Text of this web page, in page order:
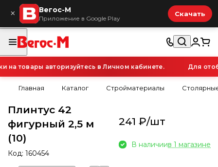
× Вегос-М
Приложение в Google Play
Скачать
товары авторизуйтесь в Личном кабинете. Для
Главная Каталог Стройматериалы
Плинтус 42
фигурный 2,5 м
(10)
Код: 160454
241 ₽/шт
В наличиив 1 магазине